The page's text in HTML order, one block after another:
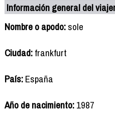
Información general del
Nombre o apodo:sole
Ciudad:frankfurt
País:España
Año de nacimiento:1987